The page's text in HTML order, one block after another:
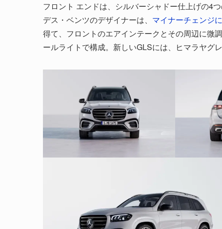
フロント エンドは、シルバーシャドー仕上げの4
デス・ベンツのデザイナーは、 マイナーチェンジ
得て、フロントのエアインテークとその周辺に微
ールライトで構成。新しいGLSには、ヒマラヤグ